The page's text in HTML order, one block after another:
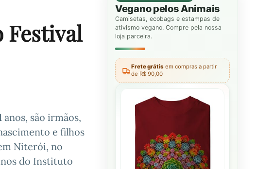
Festival
anos, são irmãos,
e filhos
Niterói, no
do Instituto
Vegano pelos Animais
Camisetas, ecobags e estampas de
ativismo vegano. Compre pela nossa
loja parceira.
Frete grátis em compras a partir
de R$ 90,00